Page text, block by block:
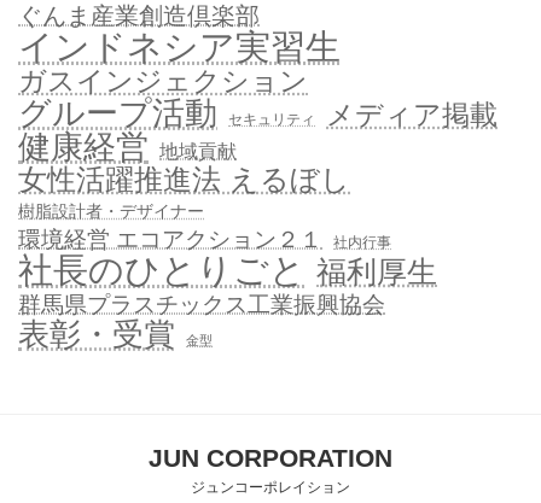
ぐんま産業創造倶楽部
インドネシア実習生
ガスインジェクション
グループ活動 セキュリティ メディア掲載
健康経営 地域貢献
女性活躍推進法 えるぼし
樹脂設計者・デザイナー
環境経営 エコアクション２１ 社内行事
社長のひとりごと 福利厚生
群馬県プラスチックス工業振興協会
表彰・受賞 金型
JUN CORPORATION
ジュンコーポレイション